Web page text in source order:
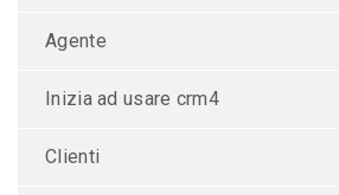
Agente
Inizia ad usare crm4
Clienti